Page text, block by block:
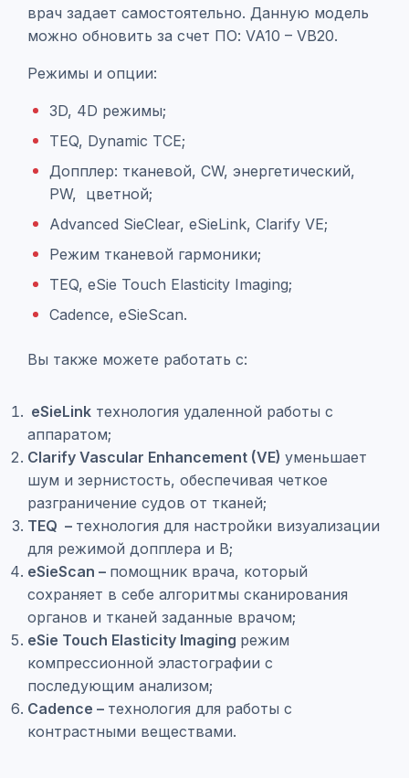
врач задает самостоятельно. Данную модель
можно обновить за счет ПО: VA10 – VB20.
Режимы и опции:
3D, 4D режимы;
TEQ, Dynamic TCE;
Допплер: тканевой, CW, энергетический,
PW, цветной;
Advanced SieClear, eSieLink, Clarify VE;
Режим тканевой гармоники;
TEQ, eSie Touch Elasticity Imaging;
Cadence, eSieScan.
Вы также можете работать с:
eSieLink технология удаленной работы с
аппаратом;
Clarify Vascular Enhancement (VE) уменьшает
шум и зернистость, обеспечивая четкое
разграничение судов от тканей;
TEQ – технология для настройки визуализации
для режимой допплера и B;
eSieScan – помощник врача, который
сохраняет в себе алгоритмы сканирования
органов и тканей заданные врачом;
eSie Touch Elasticity Imaging режим
компрессионной эластографии с
последующим анализом;
Cadence – технология для работы с
контрастными веществами.